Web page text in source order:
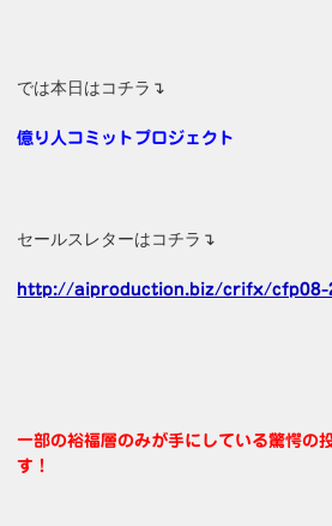
では本日はコチラ↴
億り人コミットプロジェクト
セールスレターはコチラ↴
http://aiproduction.biz/crifx/
一部の裕福層のみが手にしている驚愕の
す！